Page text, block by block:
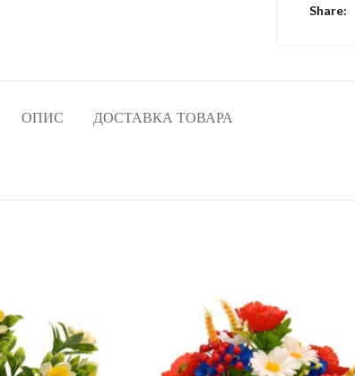
Share
ОПИС ДОСТАВКА ТОВАРА